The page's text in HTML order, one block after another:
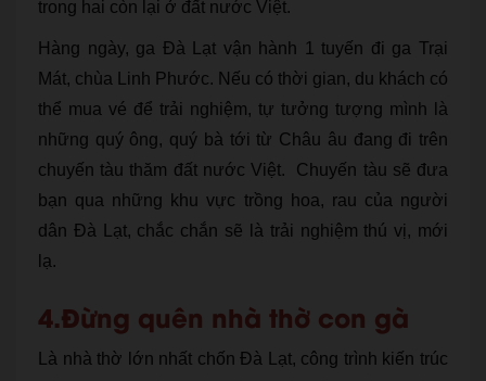
trong hai còn lại ở đất nước Việt.
Hàng ngày, ga Đà Lạt vận hành 1 tuyến đi ga Trại
Mát, chùa Linh Phước. Nếu có thời gian, du khách có
thể mua vé để trải nghiệm, tự tưởng tượng mình là
những quý ông, quý bà tới từ Châu âu đang đi trên
chuyến tàu thăm đất nước Việt. Chuyến tàu sẽ đưa
bạn qua những khu vực trồng hoa, rau của người
dân Đà Lạt, chắc chắn sẽ là trải nghiệm thú vị, mới
lạ.
4.Đừng quên nhà thờ con gà
Là nhà thờ lớn nhất chốn Đà Lạt, công trình kiến trúc